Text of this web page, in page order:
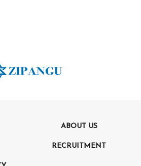
ABOUT US
RECRUITMENT